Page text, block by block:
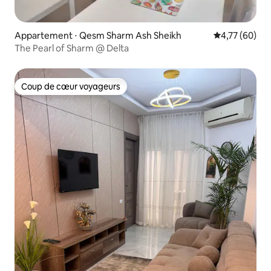
Appartement ⋅ Qesm Sharm Ash Sheikh Évaluation
4,77 (60)
The Pearl of Sharm @ Delta
Coup de cœur voyageurs
Coup de cœur voyageurs